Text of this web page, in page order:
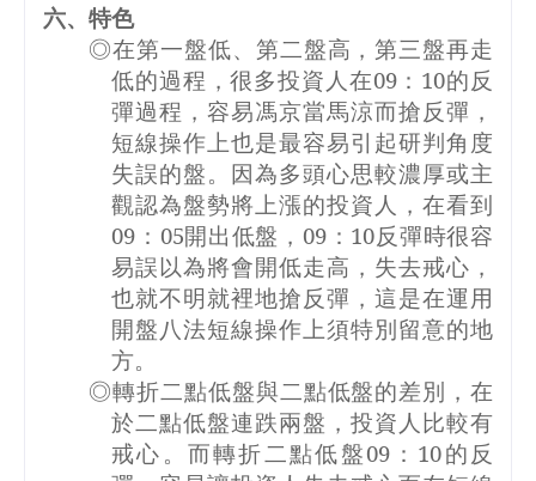
六、特色
◎在第一盤低、第二盤高，第三盤再走
低的過程，很多投資人在09： 10的反
彈過程，容易馮京當馬涼而搶反彈，
短線操作上也是最容易引起研判角度
失誤的盤。因為多頭心思較濃厚或主
觀認為盤勢將上漲的投資人，在看到
09 ： 05開出低盤， 09： 10反彈時很容
易誤以為將會開低走高，失去戒心，
也就不明就裡地搶反彈，這是在運用
開盤八法短線操作上須特別留意的地
方。
◎轉折二點低盤與二點低盤的差別，在
於二點低盤連跌兩盤，投資人比較有
戒心。而轉折二點低盤09： 10的反